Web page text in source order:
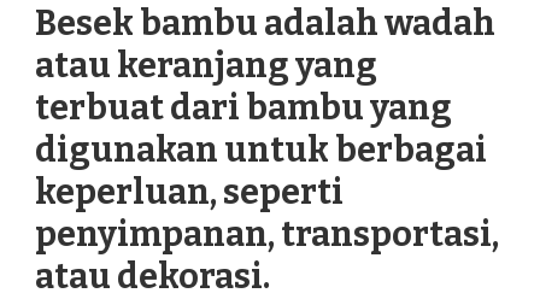
Besek bambu adalah wadah
atau keranjang yang
terbuat dari bambu yang
digunakan untuk berbagai
keperluan, seperti
penyimpanan, transportasi,
atau dekorasi.